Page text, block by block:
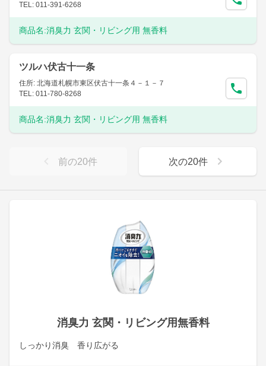
消臭力 玄関・リビング用無香料
しっかり消臭 香り広がる
TEL: 011-391-6268
商品名:消臭力 玄関・リビング用 無香料
ツルハ伏古十一条
住所: 北海道札幌市東区伏古十一条４－１－７
TEL: 011-780-8268
商品名:消臭力 玄関・リビング用 無香料
前の20件 次の20件